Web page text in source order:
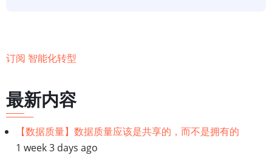
订阅 智能化转型
最新内容
【数据质量】数据质量应该是共享的，而不是拥有的
1 week 3 days ago